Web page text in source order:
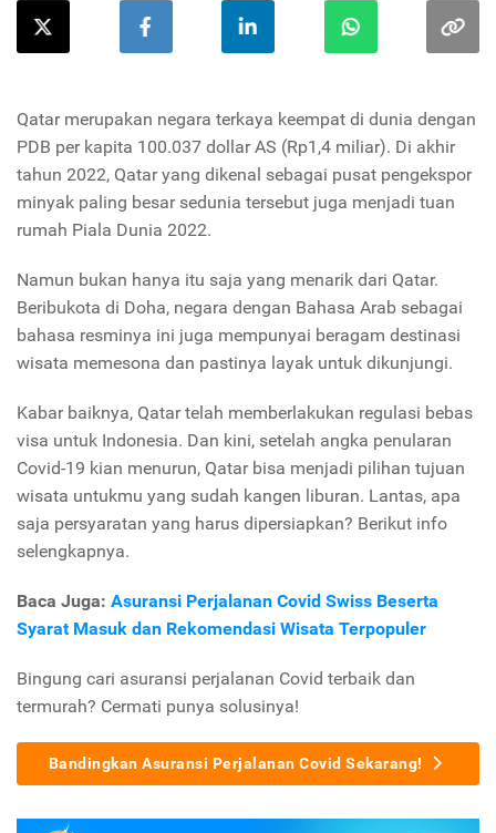
Qatar merupakan negara terkaya keempat di dunia dengan
PDB per kapita 100.037 dollar AS (Rp1,4 miliar). Di akhir
tahun 2022, Qatar yang dikenal sebagai pusat pengekspor
minyak paling besar sedunia tersebut juga menjadi tuan
rumah Piala Dunia 2022.
Namun bukan hanya itu saja yang menarik dari Qatar.
Beribukota di Doha, negara dengan Bahasa Arab sebagai
bahasa resminya ini juga mempunyai beragam destinasi
wisata memesona dan pastinya layak untuk dikunjungi.
Kabar baiknya, Qatar telah memberlakukan regulasi bebas
visa untuk Indonesia. Dan kini, setelah angka penularan
Covid-19 kian menurun, Qatar bisa menjadi pilihan tujuan
wisata untukmu yang sudah kangen liburan. Lantas, apa
saja persyaratan yang harus dipersiapkan? Berikut info
selengkapnya.
Baca Juga: Asuransi Perjalanan Covid Swiss Beserta
Syarat Masuk dan Rekomendasi Wisata Terpopuler
Bingung cari asuransi perjalanan Covid terbaik dan
termurah? Cermati punya solusinya!
Bandingkan Asuransi Perjalanan Covid Sekarang!